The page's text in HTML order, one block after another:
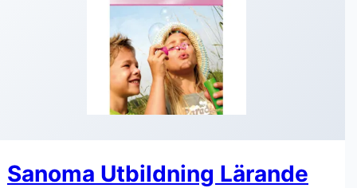
Sanoma Utbildning Lärande